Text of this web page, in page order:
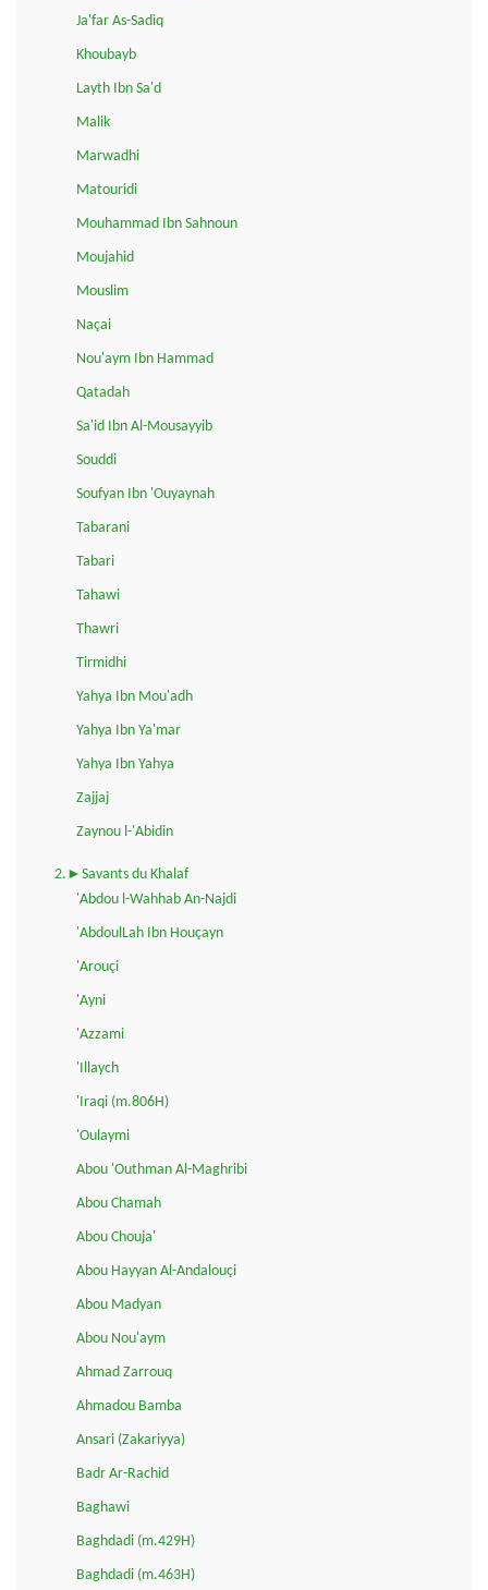
Ja'far As-Sadiq
Khoubayb
Layth Ibn Sa'd
Malik
Marwadhi
Matouridi
Mouhammad Ibn Sahnoun
Moujahid
Mouslim
Naçai
Nou'aym Ibn Hammad
Qatadah
Sa'id Ibn Al-Mousayyib
Souddi
Soufyan Ibn 'Ouyaynah
Tabarani
Tabari
Tahawi
Thawri
Tirmidhi
Yahya Ibn Mou'adh
Yahya Ibn Ya'mar
Yahya Ibn Yahya
Zajjaj
Zaynou l-'Abidin
2.►Savants du Khalaf
'Abdou l-Wahhab An-Najdi
'AbdoulLah Ibn Houçayn
'Arouçi
'Ayni
'Azzami
'Illaych
'Iraqi (m.806H)
'Oulaymi
Abou 'Outhman Al-Maghribi
Abou Chamah
Abou Chouja'
Abou Hayyan Al-Andalouçi
Abou Madyan
Abou Nou'aym
Ahmad Zarrouq
Ahmadou Bamba
Ansari (Zakariyya)
Badr Ar-Rachid
Baghawi
Baghdadi (m.429H)
Baghdadi (m.463H)